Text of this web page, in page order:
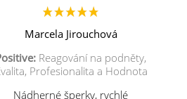
Marcela Jirouchová
Reagování na podněty,
Profesionalita a Hodnota
Nádherné šperky, rychlé